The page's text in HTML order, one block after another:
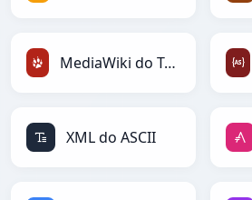
MediaWiki do TracWiki
XML do ASCII